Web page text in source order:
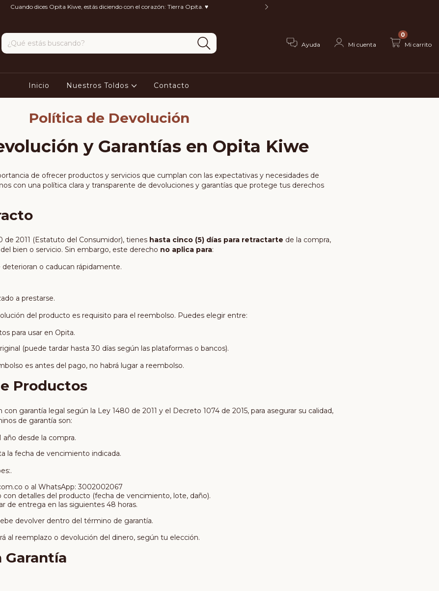
Cuando dices Opita Kiwe, estás diciendo con el corazón: Tierra Opita. ♥️
Ayuda Mi cuenta Mi carrito
0
Inicio Nuestros Toldos Contacto
Política de Devolución
y Garantías en Opita Kiwe
de ofrecer productos y servicios que cumplan con las expectativas y necesidades de
con una política clara y transparente de devoluciones y garantías que protege tus derechos
de 2011 (Estatuto del Consumidor), tienes hasta cinco (5) días para retractarte de la compra,
bien o servicio. Sin embargo, este derecho no aplica para:
o caducan rápidamente.
a prestarse.
del producto es requisito para el reembolso. Puedes elegir entre:
para usar en Opita.
(puede tardar hasta 30 días según las plataformas o bancos).
es antes del pago, no habrá lugar a reembolso.
Productos
garantía legal según la Ley 1480 de 2011 y el Decreto 1074 de 2015, para asegurar su calidad,
de garantía son:
año desde la compra.
la fecha de vencimiento indicada.
o al WhatsApp: 3002002067
detalles del producto (fecha de vencimiento, lote, daño).
de entrega en las siguientes 48 horas.
devolver dentro del término de garantía.
al reemplazo o devolución del dinero, según tu elección.
Garantía